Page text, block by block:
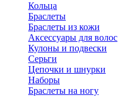
Кольца
Браслеты
Браслеты из кожи
Аксессуары для волос
Кулоны и подвески
Серьги
Цепочки и шнурки
Наборы
Браслеты на ногу